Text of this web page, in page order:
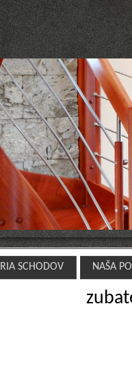
SCHODOV NAŠA